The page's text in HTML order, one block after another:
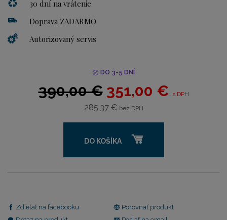
30 dní na vrátenie
Doprava ZADARMO
Autorizovaný servis
DO 3-5 DNÍ
390,00 € 351,00 € s DPH
285,37 € bez DPH
DO KOŠÍKA
Zdielať na facebooku
Porovnať produkt